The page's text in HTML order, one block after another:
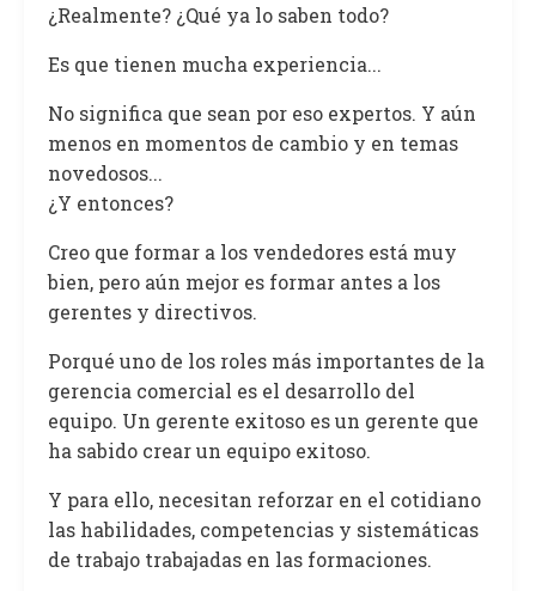
¿Realmente? ¿Qué ya lo saben todo?
Es que tienen mucha experiencia...
No significa que sean por eso expertos. Y aún
menos en momentos de cambio y en temas
novedosos...
¿Y entonces?
Creo que formar a los vendedores está muy
bien, pero aún mejor es formar antes a los
gerentes y directivos.
Porqué uno de los roles más importantes de la
gerencia comercial es el desarrollo del
equipo. Un gerente exitoso es un gerente que
ha sabido crear un equipo exitoso.
Y para ello, necesitan reforzar en el cotidiano
las habilidades, competencias y sistemáticas
de trabajo trabajadas en las formaciones.